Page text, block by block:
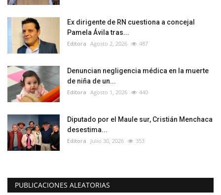
Ex dirigente de RN cuestiona a concejal
Pamela Ávila tras...
Editora Agosto 2, 2026 487
Denuncian negligencia médica en la muerte
de niña de un...
Editora Agosto 1, 2026 440
Diputado por el Maule sur, Cristián Menchaca
desestima...
Editora Julio 30, 2026 353
PUBLICACIONES ALEATORIAS